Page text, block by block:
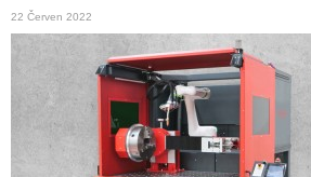
22 Červen 2022